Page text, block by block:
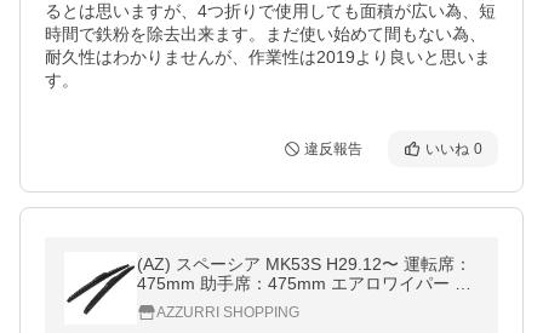
るとは思いますが、4つ折りで使用しても面積が広い為、短
時間で鉄粉を除去出来ます。まだ使い始めて間もない為、
耐久性はわかりませんが、作業性は2019より良いと思いま
す。
違反報告 いいね 0
(AZ) スペーシア MK53S H29.12〜 運転席：
475mm 助手席：475mm エアロワイパー ワ
イパーブレード 2本 グラファイト加工 (TN1
70)AZZURRI SHOPPING